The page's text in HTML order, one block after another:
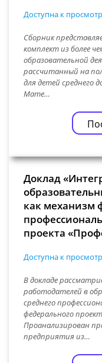
Доступна к
Сборник
комплект из более
образовательной
рассчитанный на
для детей среднего
Мате…
Доклад
как механизм
проекта
Доступна к
В докладе
работодателей в
среднего
федерального
Проанализирован
предприятия из…